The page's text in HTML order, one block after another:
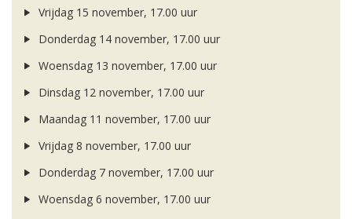
Vrijdag 15 november, 17.00 uur
Donderdag 14 november, 17.00 uur
Woensdag 13 november, 17.00 uur
Dinsdag 12 november, 17.00 uur
Maandag 11 november, 17.00 uur
Vrijdag 8 november, 17.00 uur
Donderdag 7 november, 17.00 uur
Woensdag 6 november, 17.00 uur